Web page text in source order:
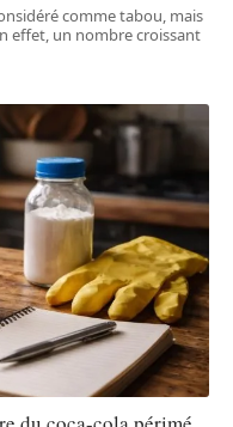
comme tabou, mais
effet, un nombre croissant